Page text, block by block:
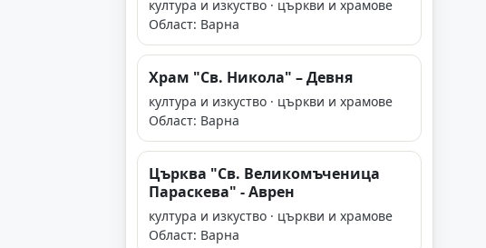
култура и изкуство · църкви и храмове
Област: Варна
Храм "Св. Никола" – Девня
култура и изкуство · църкви и храмове
Област: Варна
Църква "Св. Великомъченица
Параскева" - Аврен
култура и изкуство · църкви и храмове
Област: Варна